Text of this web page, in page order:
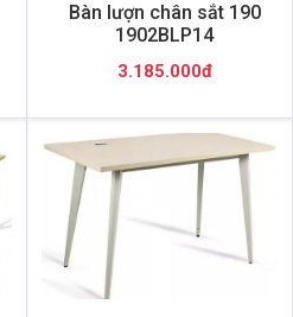
Bàn lượn chân sắt 190
1902BLP14
3.185.000đ